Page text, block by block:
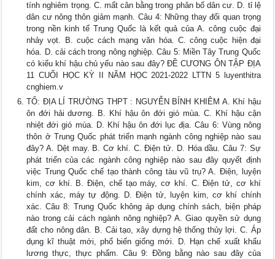
tính nghiêm trọng. C. mất cân bằng trong phân bố dân cư. D. tỉ lệ
dân cư nông thôn giảm mạnh. Câu 4: Những thay đổi quan trọng
trong nền kinh tế Trung Quốc là kết quả của A. công cuộc đại
nhảy vọt. B. cuộc cách mạng văn hóa. C. công cuộc hiện đại
hóa. D. cải cách trong nông nghiệp. Câu 5: Miền Tây Trung Quốc
có kiểu khí hậu chủ yếu nào sau đây? ĐỀ CƯƠNG ÔN TẬP ĐỊA
11 CUỐI HỌC KỲ II NĂM HỌC 2021-2022 LTTN 5 luyenthitra
cnghiem.v
TỔ: ĐỊA LÍ TRƯỜNG THPT : NGUYỄN BỈNH KHIÊM A. Khí hậu
ôn đới hải dương. B. Khí hậu ôn đới gió mùa. C. Khí hậu cận
nhiệt đới gió mùa. D. Khí hậu ôn đới lục địa. Câu 6: Vùng nông
thôn ở Trung Quốc phát triển mạnh ngành công nghiệp nào sau
đây? A. Dệt may. B. Cơ khí. C. Điện tử. D. Hóa dầu. Câu 7: Sự
phát triển của các ngành công nghiệp nào sau đây quyết định
việc Trung Quốc chế tạo thành công tàu vũ trụ? A. Điện, luyện
kim, cơ khí. B. Điện, chế tạo máy, cơ khí. C. Điện tử, cơ khí
chính xác, máy tự động. D. Điện tử, luyện kim, cơ khí chính
xác. Câu 8: Trung Quốc không áp dụng chính sách, biện pháp
nào trong cải cách ngành nông nghiệp? A. Giao quyền sử dụng
đất cho nông dân. B. Cải tạo, xây dựng hệ thống thủy lợi. C. Áp
dụng kĩ thuật mới, phổ biến giống mới. D. Hạn chế xuất khẩu
lương thực, thực phẩm. Câu 9: Đồng bằng nào sau đây của